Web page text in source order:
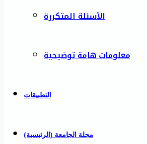
الأسئلة المتكررة
معلومات هامة توضيحية
التطبيقات
مجلة الجامعة (الرئيسية)